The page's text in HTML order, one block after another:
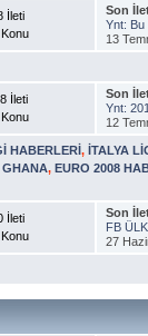
İleti
Son
Ynt: Bu
13
İleti
Son
Ynt:
12
HABERLERİ,İTALYA
GHANA,EURO 2008
İleti
Son
FB
27